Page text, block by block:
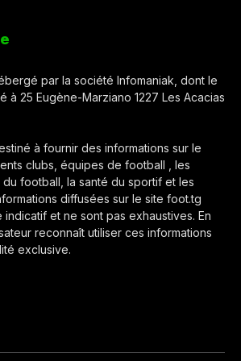
par la société Infomaniak, dont le
à 25 Eugène-Marziano 1227 Les Acacias
à fournir des informations sur le
clubs, équipes de football , les
du football, la santé du sportif et les
diffusées sur le site foot.tg
et ne sont pas exhaustives. En
reconnaît utiliser ces informations
exclusive.